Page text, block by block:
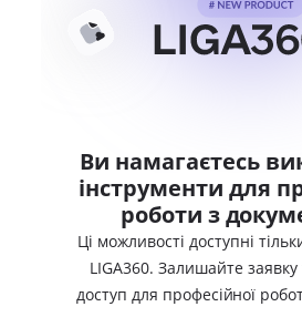
Ви намагаєтесь
інструменти для
роботи з
Ці можливості доступні
LIGA360. Залишайте
доступ для професійної